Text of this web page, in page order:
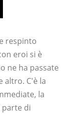
respinto
eroi si è
ne ha passate
altro. C'è la
la
parte di